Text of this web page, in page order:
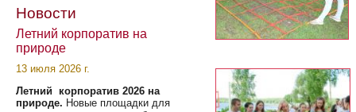
Новости
Летний корпоратив на
природе
13 июля 2026 г.
Летний корпоратив 2026 на
природе. Новые площадки для